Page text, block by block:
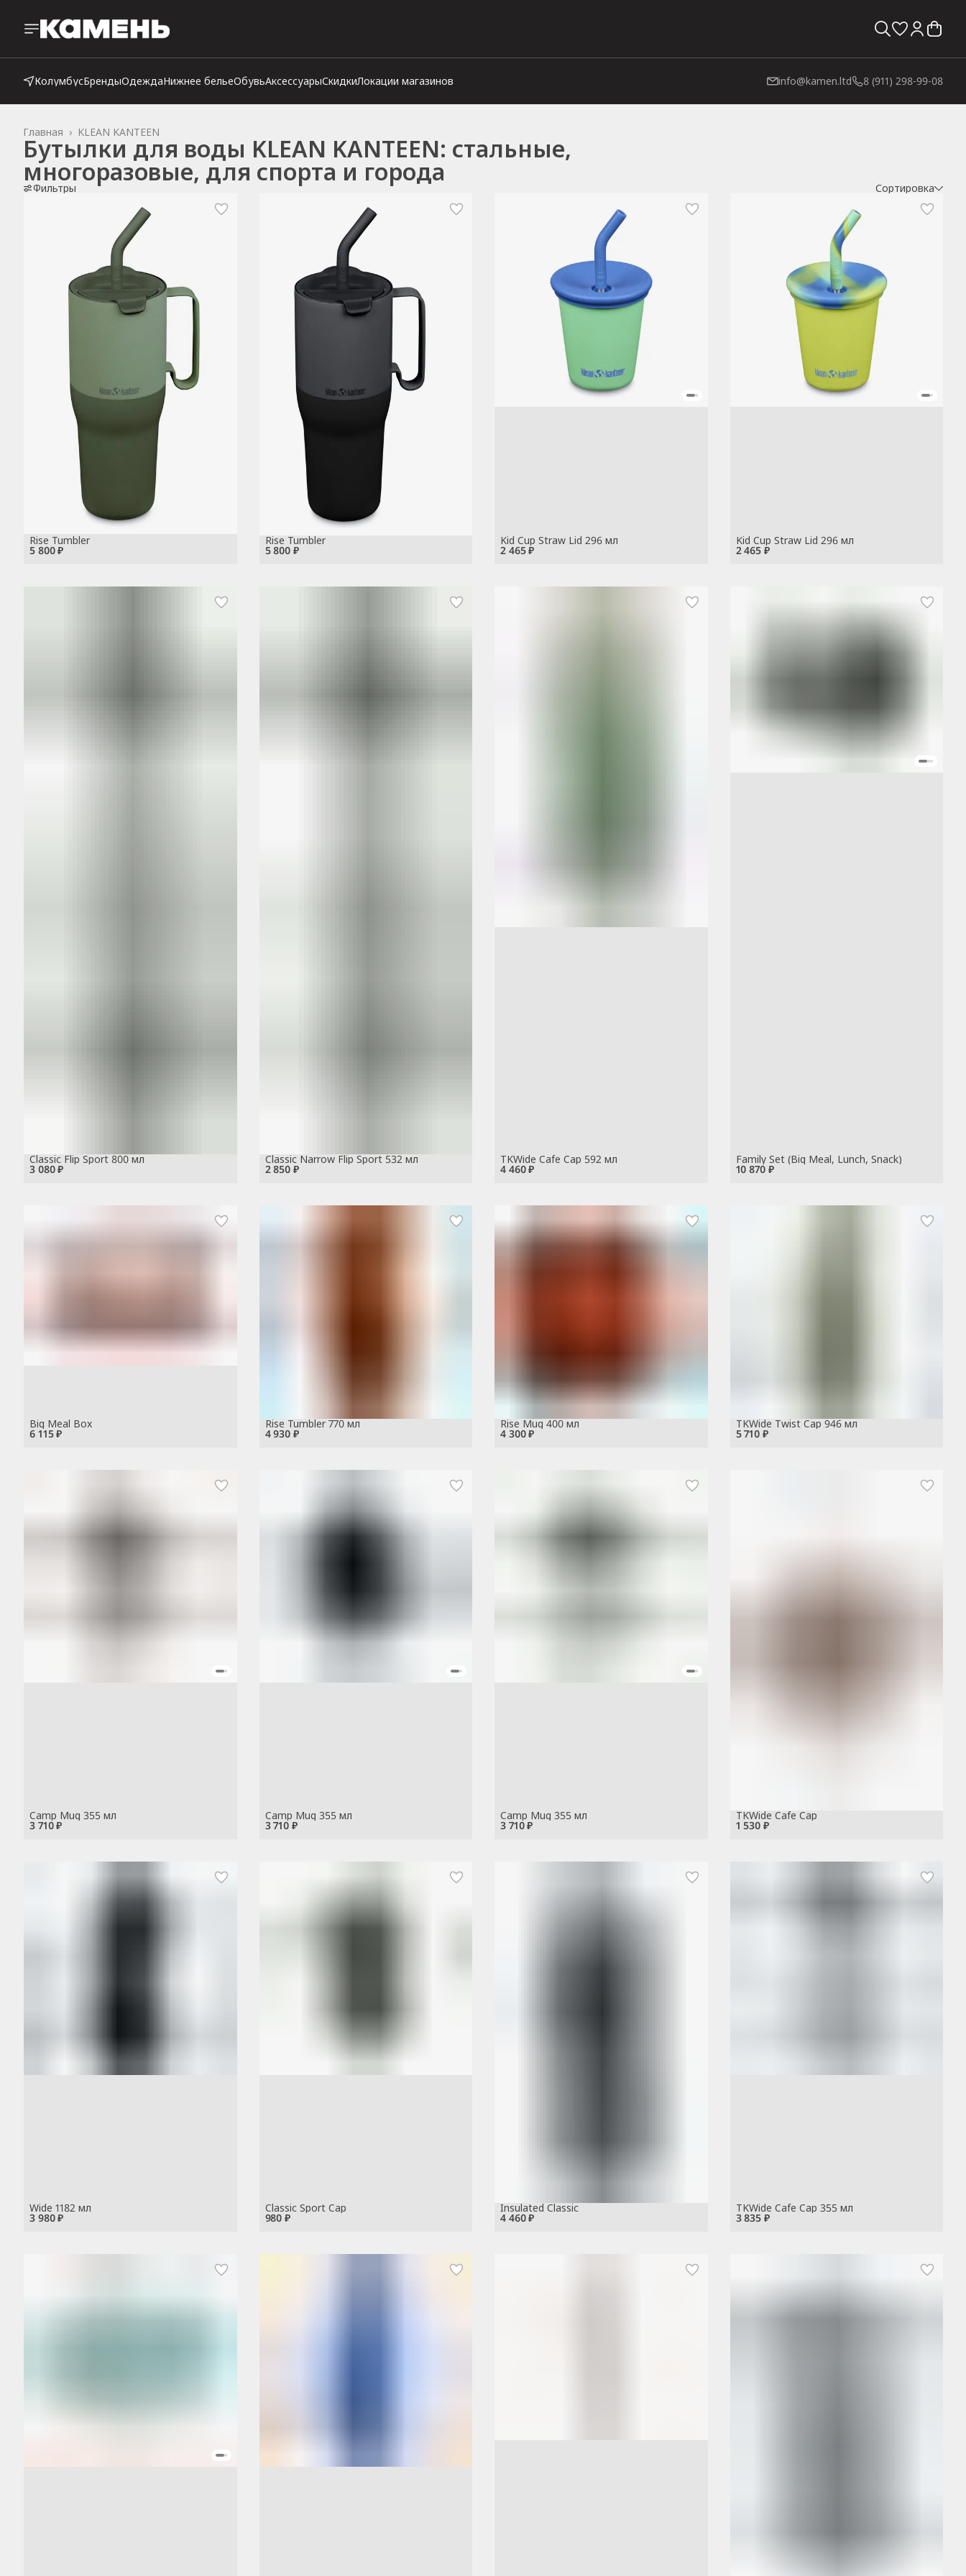
КолумбусБрендыОдеждаНижнее бельеОбувьАксессуарыСкидкиЛокации магазинов info@kamen.ltd 8 (911) 298-99-08
KLEAN KANTEEN
Главная ›
Бутылки для воды KLEAN KANTEEN: стальные,
многоразовые, для спорта и города
Фильтры Сортировка
5 800 ₽
Rise Tumbler
5 800 ₽
Rise Tumbler
2 465 ₽
Kid Cup Straw Lid 296 мл
2 465 ₽
Kid Cup Straw Lid 296 мл
3 080 ₽
Classic Flip Sport 800 мл
2 850 ₽
Classic Narrow Flip Sport 532 мл
4 460 ₽
TKWide Cafe Cap 592 мл
10 870 ₽
Family Set (Big Meal, Lunch, Snack)
6 115 ₽
Big Meal Box
4 930 ₽
Rise Tumbler 770 мл
4 300 ₽
Rise Mug 400 мл
5 710 ₽
TKWide Twist Cap 946 мл
3 710 ₽
Camp Mug 355 мл
3 710 ₽
Camp Mug 355 мл
3 710 ₽
Camp Mug 355 мл
1 530 ₽
TKWide Cafe Cap
3 980 ₽
Wide 1182 мл
980 ₽
Classic Sport Cap
4 460 ₽
Insulated Classic
3 835 ₽
TKWide Cafe Cap 355 мл